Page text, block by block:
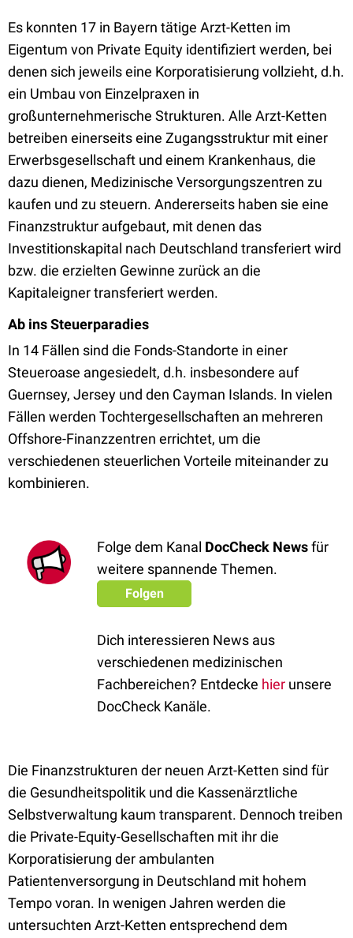
Es konnten 17 in Bayern tätige Arzt-Ketten im
Eigentum von Private Equity identifiziert werden, bei
denen sich jeweils eine Korporatisierung vollzieht, d.h.
ein Umbau von Einzelpraxen in
großunternehmerische Strukturen. Alle Arzt-Ketten
betreiben einerseits eine Zugangsstruktur mit einer
Erwerbsgesellschaft und einem Krankenhaus, die
dazu dienen, Medizinische Versorgungszentren zu
kaufen und zu steuern. Andererseits haben sie eine
Finanzstruktur aufgebaut, mit denen das
Investitionskapital nach Deutschland transferiert wird
bzw. die erzielten Gewinne zurück an die
Kapitaleigner transferiert werden.
Ab ins Steuerparadies
In 14 Fällen sind die Fonds-Standorte in einer
Steueroase angesiedelt, d.h. insbesondere auf
Guernsey, Jersey und den Cayman Islands. In vielen
Fällen werden Tochtergesellschaften an mehreren
Offshore-Finanzzentren errichtet, um die
verschiedenen steuerlichen Vorteile miteinander zu
kombinieren.
Folge dem Kanal DocCheck Newsfür
weitere spannende Themen.
Folgen
Dich interessieren News aus
verschiedenen medizinischen
Fachbereichen? Entdecke hier unsere
DocCheck Kanäle.
Die Finanzstrukturen der neuen Arzt-Ketten sind für
die Gesundheitspolitik und die Kassenärztliche
Selbstverwaltung kaum transparent. Dennoch treiben
die Private-Equity-Gesellschaften mit ihr die
Korporatisierung der ambulanten
Patientenversorgung in Deutschland mit hohem
Tempo voran. In wenigen Jahren werden die
untersuchten Arzt-Ketten entsprechend dem